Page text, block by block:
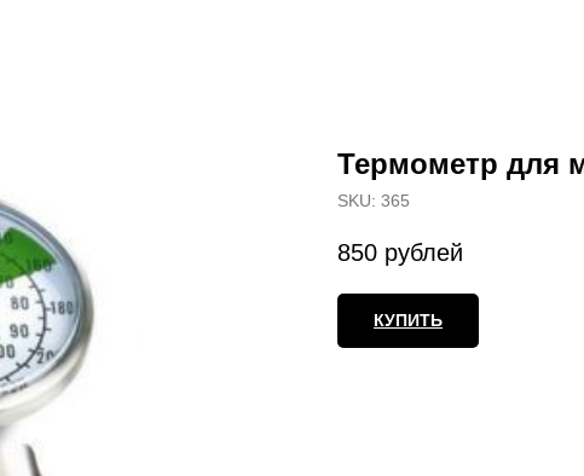
Термометр для
SKU: 365
850 рублей
КУПИТЬ